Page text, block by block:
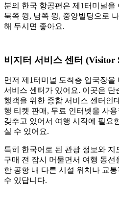
분의 한국 항공편은 제1터미널을
북쪽 윙, 남쪽 윙, 중앙빌딩으로
해 두시면 좋아요.
비지터 서비스 센터 (Visitor
먼저 제1터미널 도착층 입국장을
서비스 센터가 있어요. 이곳은 단
행객을 위한 종합 서비스 센터인
행 티켓 판매, 무료 인터넷을 사
갖추고 있어서 여행 시작에 필요
실 수 있어요.
특히 한국어로 된 관광 정보와 지
구매 전 잠시 머물면서 여행 동선
한 공항 내 다른 시설 위치나 교
수 있답니다.